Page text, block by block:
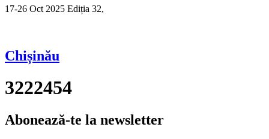
17-26 Oct 2025 Ediția 32,
Chișinău
3222454
Abonează-te la newsletter